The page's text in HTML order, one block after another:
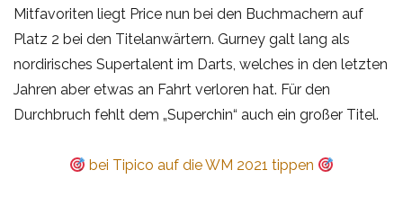
Mitfavoriten liegt Price nun bei den Buchmachern auf
Platz 2 bei den Titelanwärtern. Gurney galt lang als
nordirisches Supertalent im Darts, welches in den letzten
Jahren aber etwas an Fahrt verloren hat. Für den
Durchbruch fehlt dem „Superchin“ auch ein großer Titel.
bei Tipico auf die WM 2021 tippen